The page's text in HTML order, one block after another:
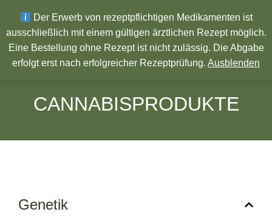
Wir wünschen ein Frohes neues Jahr!
CANNABISPRODUKTE
Genetik
Der Erwerb von rezeptpflichtigen Medikamenten ist
ausschließlich mit einem gültigen ärztlichen Rezept möglich.
Eine Bestellung ohne Rezept ist nicht zulässig. Die Abgabe
erfolgt erst nach erfolgreicher Rezeptprüfung. Ausblenden